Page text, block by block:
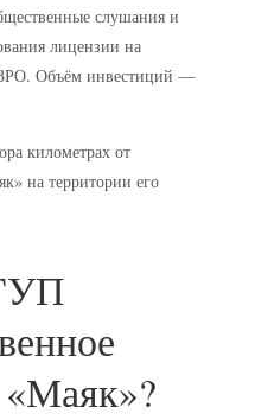
слушания и
лицензии на
Объём инвестиций —
километрах от
на территории его